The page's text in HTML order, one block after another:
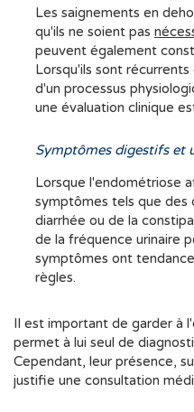
Les saignements en
qu'ils ne soient pas
peuvent également
Lorsqu'ils sont
d'un processus
une évaluation clinique
Symptômes digestifs et
Lorsque l'endométriose
symptômes tels que des
diarrhée ou de la
de la fréquence urinaire
symptômes ont
règles.
Il est important de garder à
permet à lui seul de
Cependant, leur présence,
justifie une consultation